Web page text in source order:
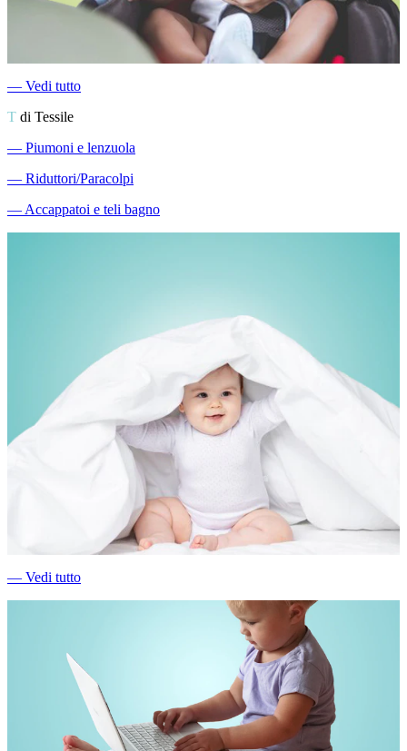
― Vedi tutto
T di Tessile
― Piumoni e lenzuola
― Riduttori/Paracolpi
―Accappatoi e teli bagno
― Vedi tutto